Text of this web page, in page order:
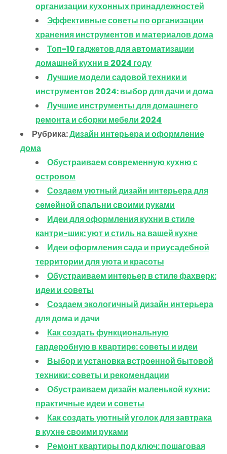
организации кухонных принадлежностей
Эффективные советы по организации
хранения инструментов и материалов дома
Топ-10 гаджетов для автоматизации
домашней кухни в 2024 году
Лучшие модели садовой техники и
инструментов 2024: выбор для дачи и дома
Лучшие инструменты для домашнего
ремонта и сборки мебели 2024
Рубрика:Дизайн интерьера и оформление
дома
Обустраиваем современную кухню с
островом
Создаем уютный дизайн интерьера для
семейной спальни своими руками
Идеи для оформления кухни в стиле
кантри-шик: уют и стиль на вашей кухне
Идеи оформления сада и приусадебной
территории для уюта и красоты
Обустраиваем интерьер в стиле фахверк:
идеи и советы
Создаем экологичный дизайн интерьера
для дома и дачи
Как создать функциональную
гардеробную в квартире: советы и идеи
Выбор и установка встроенной бытовой
техники: советы и рекомендации
Обустраиваем дизайн маленькой кухни:
практичные идеи и советы
Как создать уютный уголок для завтрака
в кухне своими руками
Ремонт квартиры под ключ: пошаговая